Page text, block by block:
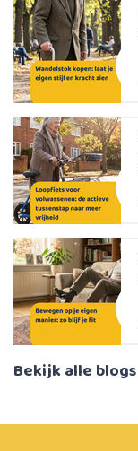
Bekijk alle blogs